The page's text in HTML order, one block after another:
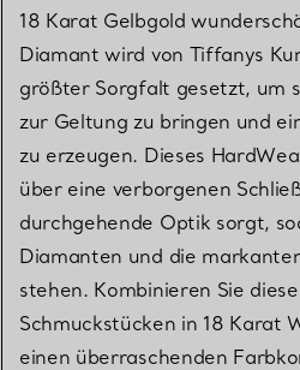
18 Karat Gelbgold
Diamant wird von Tiffanys
größter Sorgfalt gesetzt, um
zur Geltung zu bringen und
zu erzeugen. Dieses
über eine verborgenen
durchgehende Optik sorgt,
Diamanten und die
stehen. Kombinieren Sie
Schmuckstücken in 18 Karat
einen überraschenden